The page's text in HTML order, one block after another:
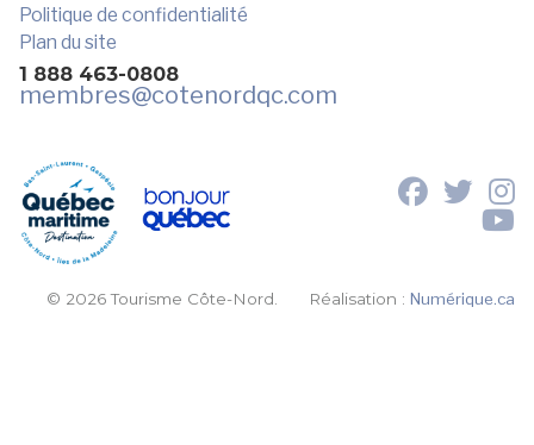
Politique de confidentialité
Plan du site
1 888 463-0808
membres@cotenordqc.com
© 2026 Tourisme Côte-Nord. Réalisation :Numérique.ca